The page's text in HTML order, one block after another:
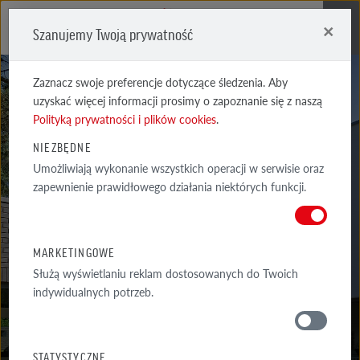
WESTERWALD
Szanujemy Twoją prywatność ×
Zaznacz swoje preferencje dotyczące śledzenia. Aby
uzyskać więcej informacji prosimy o zapoznanie się z naszą
Polityką prywatności i plików cookies.
NIEZBĘDNE
Umożliwiają wykonanie wszystkich operacji w serwisie oraz
zapewnienie prawidłowego działania niektórych funkcji.
MARKETINGOWE
Służą wyświetlaniu reklam dostosowanych do Twoich
indywidualnych potrzeb.
STATYSTYCZNE